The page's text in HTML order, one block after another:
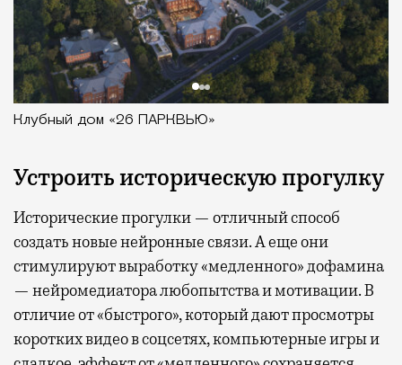
Клубный дом «26 ПАРКВЬЮ»
Устроить историческую прогулку
Исторические прогулки — отличный способ
создать новые нейронные связи. А еще они
стимулируют выработку «медленного» дофамина
— нейромедиатора любопытства и мотивации. В
отличие от «быстрого», который дают просмотры
коротких видео в соцсетях, компьютерные игры и